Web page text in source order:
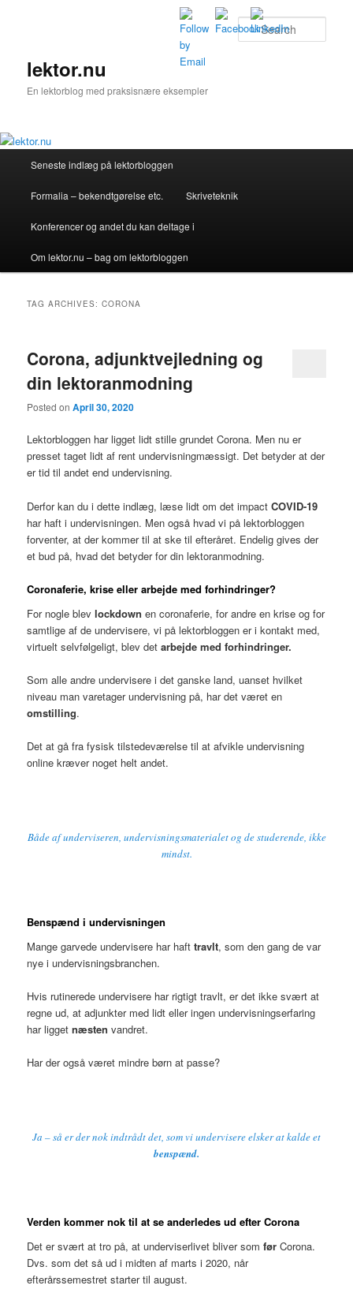
lektor.nu
En lektorblog med praksisnære eksempler
Seneste indlæg på lektorbloggen
Formalia – bekendtgørelse etc. Skriveteknik
Konferencer og andet du kan deltage i
Om lektor.nu – bag om lektorbloggen
TAG ARCHIVES:CORONA
Corona, adjunktvejledning og
din lektoranmodning
Posted onApril 30, 2020
Lektorbloggen har ligget lidt stille grundet Corona. Men nu er
presset taget lidt af rent undervisningmæssigt. Det betyder at der
er tid til andet end undervisning.
Derfor kan du i dette indlæg, læse lidt om det impactCOVID-19
har haft i undervisningen. Men også hvad vi på lektorbloggen
forventer, at der kommer til at ske til efteråret. Endelig gives der
et bud på, hvad det betyder for din lektoranmodning.
Coronaferie, krise eller arbejde med forhindringer?
For nogle blevlockdown en coronaferie, for andre en krise og for
samtlige af de undervisere, vi på lektorbloggen er i kontakt med,
virtuelt selvfølgeligt, blev detarbejde med forhindringer.
Som alle andre undervisere i det ganske land, uanset hvilket
niveau man varetager undervisning på, har det været en
omstilling.
Det at gå fra fysisk tilstedeværelse til at afvikle undervisning
online kræver noget helt andet.
Både af underviseren, undervisningsmaterialetog de studerende, ikke
mindst.
Benspænd i undervisningen
Mange garvede undervisere har haft travlt, som den gang de var
nye i undervisningsbranchen.
Hvis rutinerede undervisere har rigtigt travlt, er det ikke svært at
regne ud, at adjunkter med lidt eller ingen undervisningserfaring
har liggetnæstenvandret.
Har der også været mindre børn at passe?
Ja – så er der nok indtrådt det, som vi undervisere elsker at kalde et
benspænd.
Verden kommer nok til at se anderledes ud efter Corona
Det er svært at tro på, at underviserlivet bliver som før Corona.
Dvs. som det så ud i midten af marts i 2020, når
efterårssemestret starter til august.